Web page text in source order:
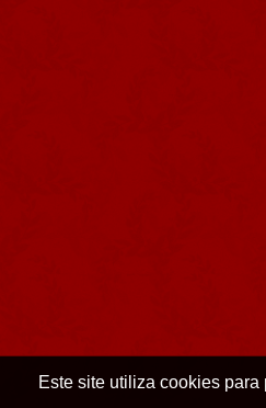
Este site utiliza cookies